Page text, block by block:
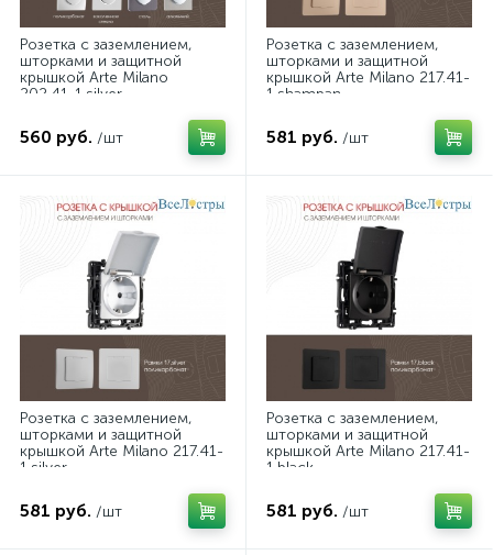
Розетка с заземлением,
шторками и защитной
крышкой Arte Milano
202.41-1.silver
560 руб. /шт
Розетка с заземлением,
шторками и защитной
крышкой Arte Milano 217.41-
1.shampan
581 руб. /шт
Розетка с заземлением,
шторками и защитной
крышкой Arte Milano 217.41-
1.silver
581 руб. /шт
Розетка с заземлением,
шторками и защитной
крышкой Arte Milano 217.41-
1.black
581 руб. /шт